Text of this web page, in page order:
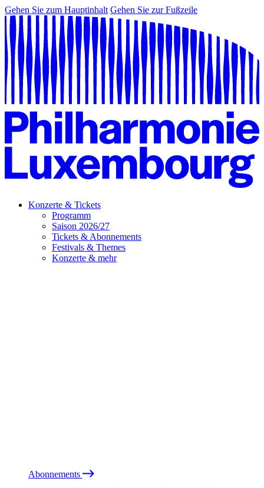
Gehen Sie zum Hauptinhalt Gehen Sie zur Fußzeile
Konzerte & Tickets
Programm
Saison 2026/27
Tickets & Abonnements
Festivals & Themes
Konzerte & mehr
Abonnements